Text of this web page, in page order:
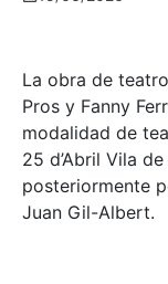
La obra de
Pros y Fanny
modalidad de
25 d’Abril Vila de
posteriormente
Juan Gil-Albert.